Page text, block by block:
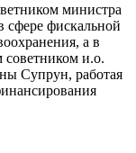
министра
сфере фискальной
а в
и.о.
Супрун, работая